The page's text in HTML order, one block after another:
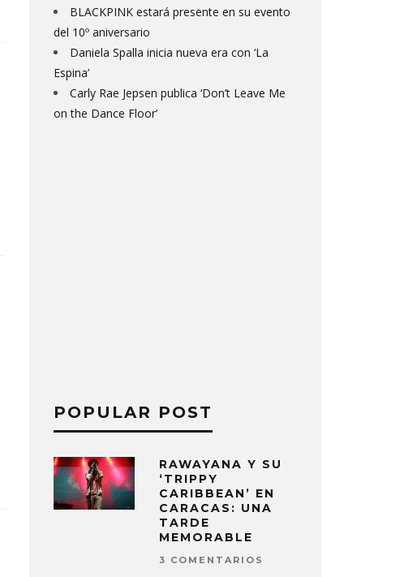
BLACKPINK estará presente en su evento
del 10º aniversario
Daniela Spalla inicia nueva era con ‘La
Espina’
Carly Rae Jepsen publica ‘Don’t Leave Me
on the Dance Floor’
POPULAR POST
RAWAYANA Y SU
‘TRIPPY
CARIBBEAN’ EN
CARACAS: UNA
TARDE
MEMORABLE
3 COMENTARIOS